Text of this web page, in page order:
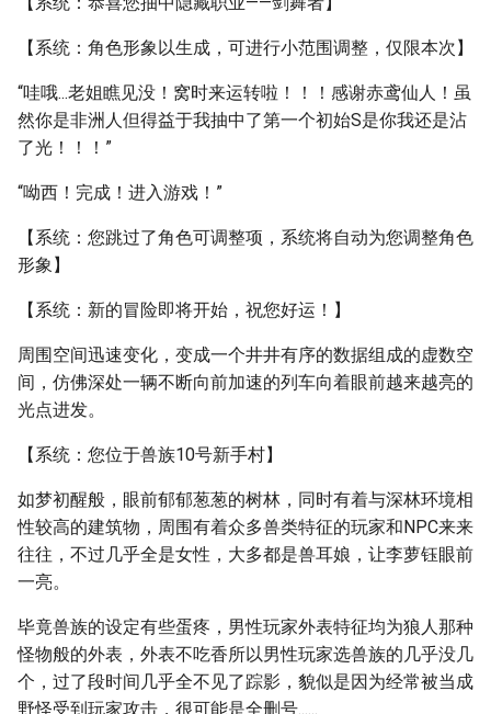
【系统：角色形象以生成，可进行小范围调整，仅限本次】
“哇哦...老姐瞧见没！窝时来运转啦！！！感谢赤鸢仙人！虽
然你是非洲人但得益于我抽中了第一个初始S是你我还是沾
了光！！！”
“呦西！完成！进入游戏！”
【系统：您跳过了角色可调整项，系统将自动为您调整角色
形象】
【系统：新的冒险即将开始，祝您好运！】
周围空间迅速变化，变成一个井井有序的数据组成的虚数空
间，仿佛深处一辆不断向前加速的列车向着眼前越来越亮的
光点进发。
【系统：您位于兽族10号新手村】
如梦初醒般，眼前郁郁葱葱的树林，同时有着与深林环境相
性较高的建筑物，周围有着众多兽类特征的玩家和NPC来来
往往，不过几乎全是女性，大多都是兽耳娘，让李萝钰眼前
一亮。
毕竟兽族的设定有些蛋疼，男性玩家外表特征均为狼人那种
怪物般的外表，外表不吃香所以男性玩家选兽族的几乎没几
个，过了段时间几乎全不见了踪影，貌似是因为经常被当成
野怪受到玩家攻击，很可能是全删号......